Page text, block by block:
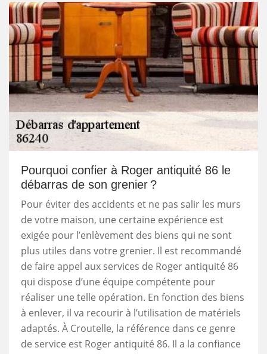
Pourquoi confier à Roger antiquité 86 le
débarras de son grenier ?
Pour éviter des accidents et ne pas salir les murs
de votre maison, une certaine expérience est
exigée pour l’enlèvement des biens qui ne sont
plus utiles dans votre grenier. Il est recommandé
de faire appel aux services de Roger antiquité 86
qui dispose d’une équipe compétente pour
réaliser une telle opération. En fonction des biens
à enlever, il va recourir à l’utilisation de matériels
adaptés. À Croutelle, la référence dans ce genre
de service est Roger antiquité 86. Il a la confiance